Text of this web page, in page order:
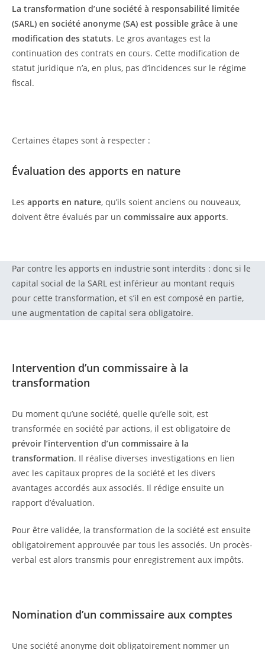
La transformation d’une société à responsabilité limitée
(SARL) en société anonyme (SA) est possible grâce à une
modification des statuts. Le gros avantages est la
continuation des contrats en cours. Cette modification de
statut juridique n’a, en plus, pas d’incidences sur le régime
fiscal.
Certaines étapes sont à respecter :
Évaluation des apports en nature
Les apports en nature, qu’ils soient anciens ou nouveaux,
doivent être évalués par un commissaire aux apports.
Par contre les apports en industrie sont interdits : donc si le
capital social de la SARL est inférieur au montant requis
pour cette transformation, et s’il en est composé en partie,
une augmentation de capital sera obligatoire.
Intervention d’un commissaire à la
transformation
Du moment qu’une société, quelle qu’elle soit, est
transformée en société par actions, il est obligatoire de
prévoir l’intervention d’un commissaire à la
transformation. Il réalise diverses investigations en lien
avec les capitaux propres de la société et les divers
avantages accordés aux associés. Il rédige ensuite un
rapport d’évaluation.
Pour être validée, la transformation de la société est ensuite
obligatoirement approuvée par tous les associés. Un procès-
verbal est alors transmis pour enregistrement aux impôts.
Nomination d’un commissaire aux comptes
Une société anonyme doit obligatoirement nommer un